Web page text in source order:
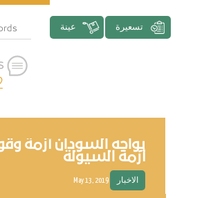
تسعيرة عينة
يواجه السودان أزمة
أزمة السيولة
الاخبار May 13, 2019